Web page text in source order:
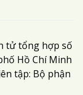
tử tổng hợp số
Hồ Chí Minh
tập: Bộ phận